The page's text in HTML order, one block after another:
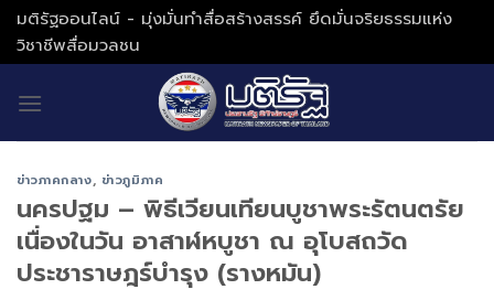
Skip
to
content
มติรัฐออนไลน์ - มุ่งมั่นทำสื่อสร้างสรรค์ ยึดมั่นจริยธรรมแห่ง
วิชาชีพสื่อมวลชน
ข่าวภาคกลาง, ข่าวภูมิภาค
นครปฐม – พิธีเวียนเทียนบูชาพระรัตนตรัย
เนื่องในวัน อาสาฬหบูชา ณ อุโบสถวัด
ประชาราษฎร์บำรุง (รางหมัน)